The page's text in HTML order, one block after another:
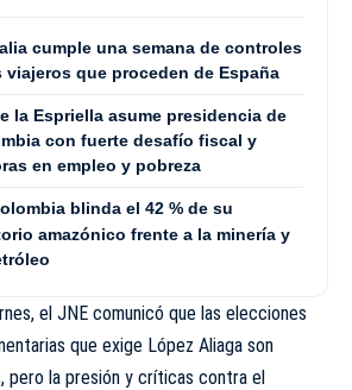
cumple una semana de controles
viajeros que proceden de España
la Espriella asume presidencia de
con fuerte desafío fiscal y
en empleo y pobreza
blinda el 42 % de su
amazónico frente a la minería y
el JNE comunicó que las elecciones
que exige López Aliaga son
pero la presión y críticas contra el